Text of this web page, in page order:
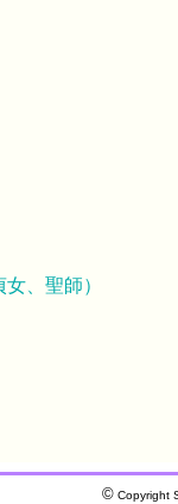
、聖師）
© Copyright